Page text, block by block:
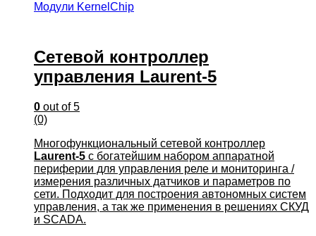
Модули KernelChip
Сетевой контроллер
управления Laurent-5
0 out of 5
(0)
Многофункциональный сетевой контроллер
Laurent-5 с богатейшим набором аппаратной
периферии для управления реле и мониторинга /
измерения различных датчиков и параметров по
сети. Подходит для построения автономных систем
управления, а так же применения в решениях СКУД
и SCADA.